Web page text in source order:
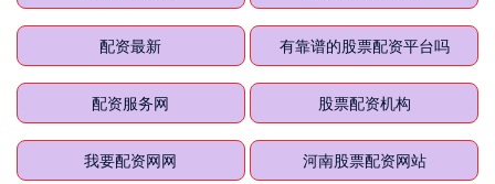
配资最新 有靠谱的股票配资平台吗
配资服务网 股票配资机构
我要配资网网 河南股票配资网站